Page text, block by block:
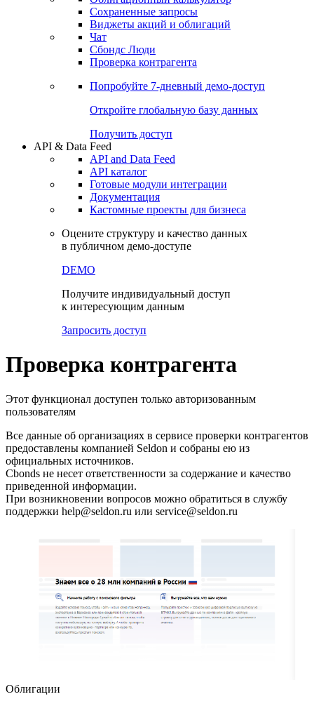
Сохраненные запросы
Виджеты акций и облигаций
Чат
Сбондс Люди
Проверка контрагента
Попробуйте 7-дневный демо-доступ
Откройте глобальную базу данных
Получить доступ
API & Data Feed
API and Data Feed
API каталог
Готовые модули интеграции
Документация
Кастомные проекты для бизнеса
Оцените структуру и качество данных
в публичном демо-доступе
DEMO
Получите индивидуальный доступ
к интересующим данным
Запросить доступ
Проверка контрагента
Этот функционал доступен только авторизованным
пользователям
Все данные об организациях в сервисе проверки контрагентов
предоставлены компанией Seldon и собраны ею из
официальных источников.
Cbonds не несет ответственности за содержание и качество
приведенной информации.
При возникновении вопросов можно обратиться в службу
поддержки help@seldon.ru или service@seldon.ru
Облигации